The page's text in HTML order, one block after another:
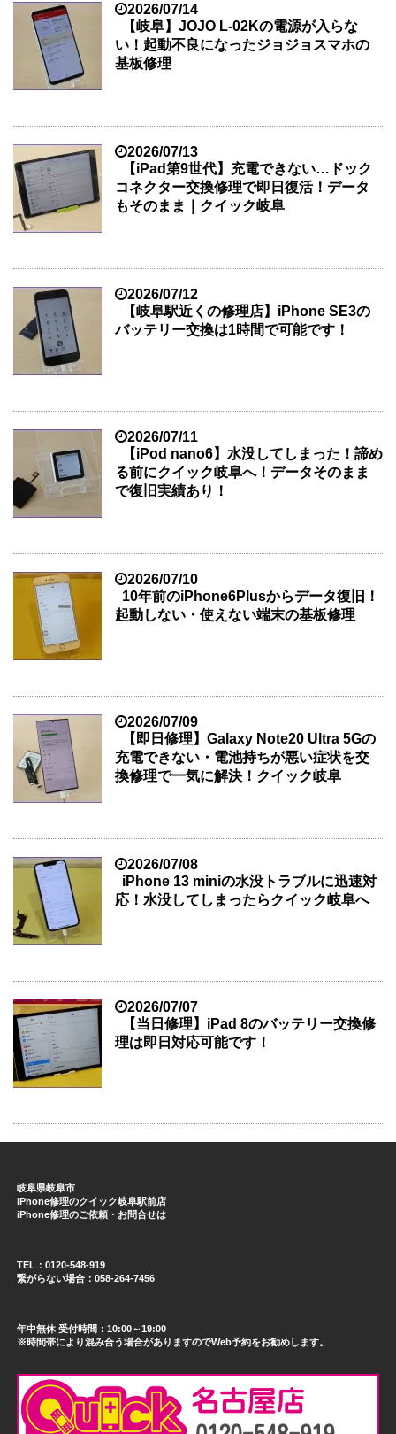
2026/07/14
【岐阜】JOJO L-02Kの電源が入らな
い！起動不良になったジョジョスマホの
基板修理
2026/07/13
【iPad第9世代】充電できない…ドック
コネクター交換修理で即日復活！データ
もそのまま｜クイック岐阜
2026/07/12
【岐阜駅近くの修理店】iPhone SE3の
バッテリー交換は1時間で可能です！
2026/07/11
【iPod nano6】水没してしまった！諦め
る前にクイック岐阜へ！データそのまま
で復旧実績あり！
2026/07/10
10年前のiPhone6Plusからデータ復旧！
起動しない・使えない端末の基板修理
2026/07/09
【即日修理】Galaxy Note20 Ultra 5Gの
充電できない・電池持ちが悪い症状を交
換修理で一気に解決！クイック岐阜
2026/07/08
iPhone 13 miniの水没トラブルに迅速対
応！水没してしまったらクイック岐阜へ
2026/07/07
【当日修理】iPad 8のバッテリー交換修
理は即日対応可能です！
岐阜県岐阜市
iPhone修理のクイック岐阜駅前店
iPhone修理のご依頼・お問合せは
TEL：0120-548-919
繋がらない場合：058-264-7456
年中無休 受付時間：10:00～19:00
※時間帯により混み合う場合がありますのでWeb予約をお勧めします。